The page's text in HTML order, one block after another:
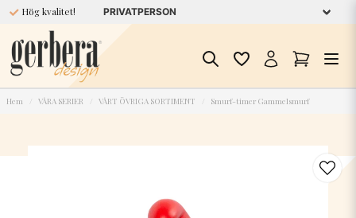
Hög kvalitet!
Hem VÅRA SERIER VÅRT ÖVRIGA SORTIMENT Smurf-timer Gammelsmurf